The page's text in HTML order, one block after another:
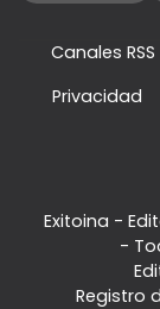
Canales RSS
Privacidad
Exitoina -
-
Registro